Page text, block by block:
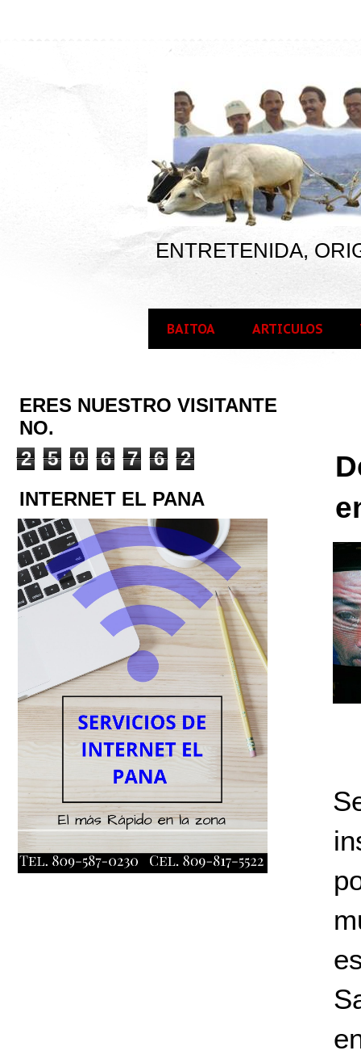
ENTRETENIDA,
BAITOA ARTICULOS
ERES NUESTRO VISITANTE
NO.
2
5 0 6 7 6
2
INTERNET EL PANA